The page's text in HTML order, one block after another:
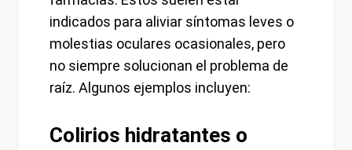
indicados para aliviar síntomas leves o
molestias oculares ocasionales, pero
no siempre solucionan el problema de
raíz. Algunos ejemplos incluyen:
Colirios hidratantes o